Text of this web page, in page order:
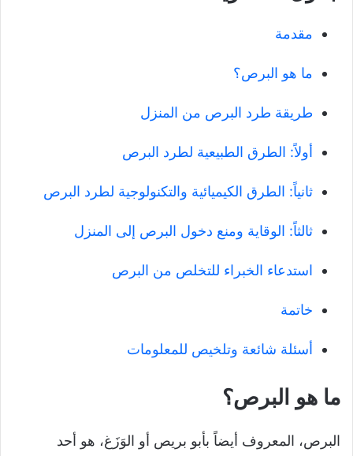
مقدمة
ما هو البرص؟
طريقة طرد البرص من المنزل
أولاً: الطرق الطبيعية لطرد البرص
ثانياً: الطرق الكيميائية والتكنولوجية لطرد البرص
ثالثاً: الوقاية ومنع دخول البرص إلى المنزل
استدعاء الخبراء للتخلص من البرص
خاتمة
أسئلة شائعة وتلخيص للمعلومات
ما هو البرص؟
البرص، المعروف أيضاً بأبو بريص أو الوَزَغ، هو أحد